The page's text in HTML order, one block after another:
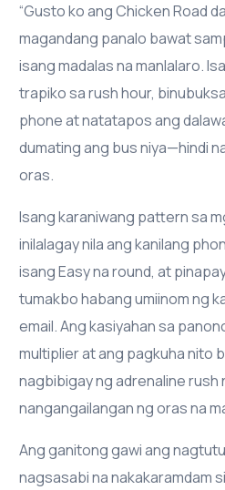
“Gusto ko ang Chicken Road
magandang panalo bawat
isang madalas na manlalaro.
trapiko sa rush hour,
phone at natatapos ang
dumating ang bus niya—hindi
oras.
Isang karaniwang pattern sa
inilalagay nila ang kanilang
isang Easy na round, at
tumakbo habang umiinom ng
email. Ang kasiyahan sa
multiplier at ang pagkuha nito
nagbibigay ng adrenaline rush
nangangailangan ng oras na
Ang ganitong gawi ang
nagsasabi na nakakaramdam